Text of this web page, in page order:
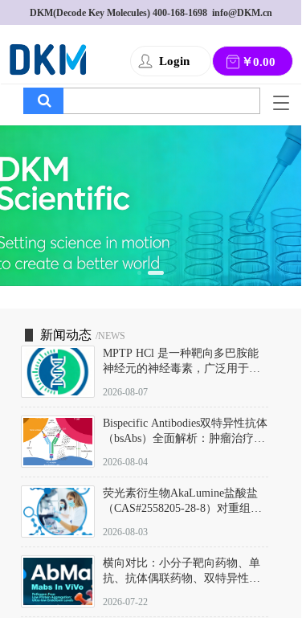
DKM(Decode Key Molecules) 400-168-1698
  info@DKM.cn
Login ￥0.00
T
g
g
l
a
v
i
g
a
新闻动态 /NEWS
MPTP HCl 是一种靶向多巴胺能
神经元的神经毒素，广泛用于构
以盐酸盐形式存在，可触发线粒
体介导的神经元凋亡。其经典应
用即为选择性损毁中脑黑质致密
部多巴胺能神经元，从而可靠模
拟帕金森病的核心病理与行为表
2026-08-07
Bispecific Antibodies双特异性抗体
（bsAbs）全面解析：肿瘤治疗的
2026-08-04
荧光素衍生物AkaLumine盐酸盐
（CAS#2558205-28-8）对重组萤
数（Km）为2.06 μM；其近红外
发光特性赋予优异的组织穿透能
力，大幅增强成像信噪比，从而
实现活体动物模型中极低给药剂
量下的高灵敏度、非侵入式生物
2026-08-03
横向对比：小分子靶向药物、单
抗、抗体偶联药物、双特异性抗
及应用瓶颈
2026-07-22